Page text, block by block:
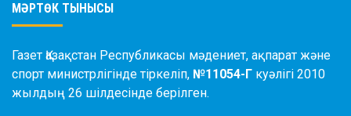
МӘРТӨК ТЫНЫСЫ
Газет Қазақстан Республикасы мәдениет, ақпарат және
спорт министрлігінде тіркеліп, №11054-Г куәлігі 2010
жылдың 26 шілдесінде берілген.